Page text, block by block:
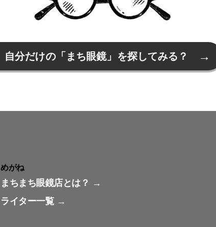
自分だけの「まち眼鏡」を探してみる？
めがね
まちまち眼鏡店とは？
ライター一覧